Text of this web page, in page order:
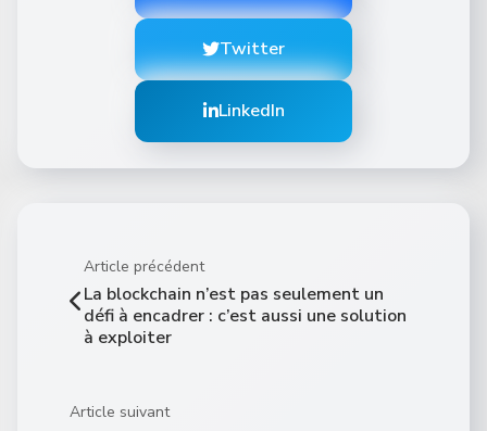
Twitter
LinkedIn
Article précédent
La blockchain n’est pas seulement un
défi à encadrer : c’est aussi une solution
à exploiter
Article suivant